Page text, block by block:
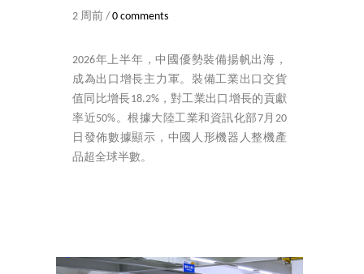
2 周前 / 0 comments
2026年上半年，中國優勢裝備揚帆出海，
成為出口增長主力軍。裝備工業出口交貨
值同比增長18.2%，對工業出口增長的貢獻
率近50%。根據大陸工業和資訊化部7月20
日發佈數據顯示，中國人形機器人整機產
品超全球半數。